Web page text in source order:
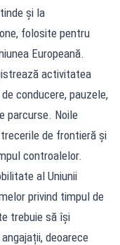
și la
folosite pentru
Europeană.
activitatea
conducere, pauzele,
parcurse. Noile
de frontieră și
controalelor.
al Uniunii
privind timpul de
trebuie să își
deoarece